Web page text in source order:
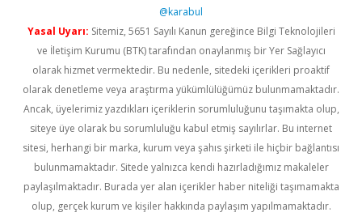
@karabul
Yasal Uyarı: Sitemiz, 5651 Sayılı Kanun gereğince Bilgi Teknolojileri
ve İletişim Kurumu (BTK) tarafından onaylanmış bir Yer Sağlayıcı
olarak hizmet vermektedir. Bu nedenle, sitedeki içerikleri proaktif
olarak denetleme veya araştırma yükümlülüğümüz bulunmamaktadır.
Ancak, üyelerimiz yazdıkları içeriklerin sorumluluğunu taşımakta olup,
siteye üye olarak bu sorumluluğu kabul etmiş sayılırlar. Bu internet
sitesi, herhangi bir marka, kurum veya şahıs şirketi ile hiçbir bağlantısı
bulunmamaktadır. Sitede yalnızca kendi hazırladığımız makaleler
paylaşılmaktadır. Burada yer alan içerikler haber niteliği taşımamakta
olup, gerçek kurum ve kişiler hakkında paylaşım yapılmamaktadır.